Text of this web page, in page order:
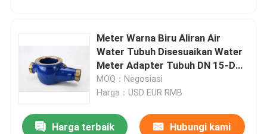
Meter Warna Biru Aliran Air
Water Tubuh Disesuaikan Water
Meter Adapter Tubuh DN 15-DN
50
MOQ：Negosiasi
Harga：USD EUR RMB
Harga terbaik Hubungi kami